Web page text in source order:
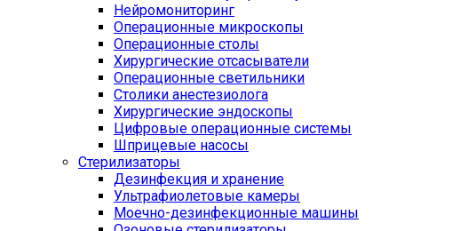
Нейромониторинг
Операционные микроскопы
Операционные столы
Хирургические отсасыватели
Операционные светильники
Столики анестезиолога
Хирургические эндоскопы
Цифровые операционные системы
Шприцевые насосы
Стерилизаторы
Дезинфекция и хранение
Ультрафиолетовые камеры
Моечно-дезинфекционные машины